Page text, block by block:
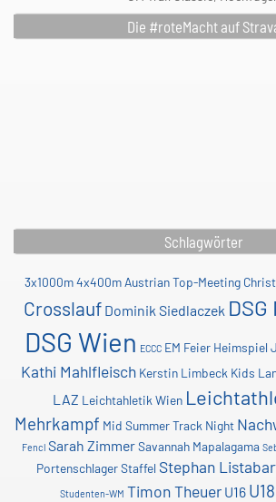
Die #roteMacht auf
Schlagwörter
3x1000m 4x400m Austrian Top-Meeting
Crosslauf Dominik Siedlaczek
DSG Wien ECCC EM Feier Heimspiel
Kathi Mahlfleisch Kerstin Limbeck Kids
LAZ Leichtahletik Wien
Mehrkampf Mid Summer Track Night
Fencl Sarah Zimmer Savannah Mapalagama
PortenschlagerStaffel Stephan
Studenten-WM Timon Theuer U16 U18